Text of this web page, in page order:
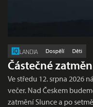
LANDIA Dospělí Děti
Částečné
Ve středu 12. srpna 2026
večer. Nad Českem
zatmění Slunce a po